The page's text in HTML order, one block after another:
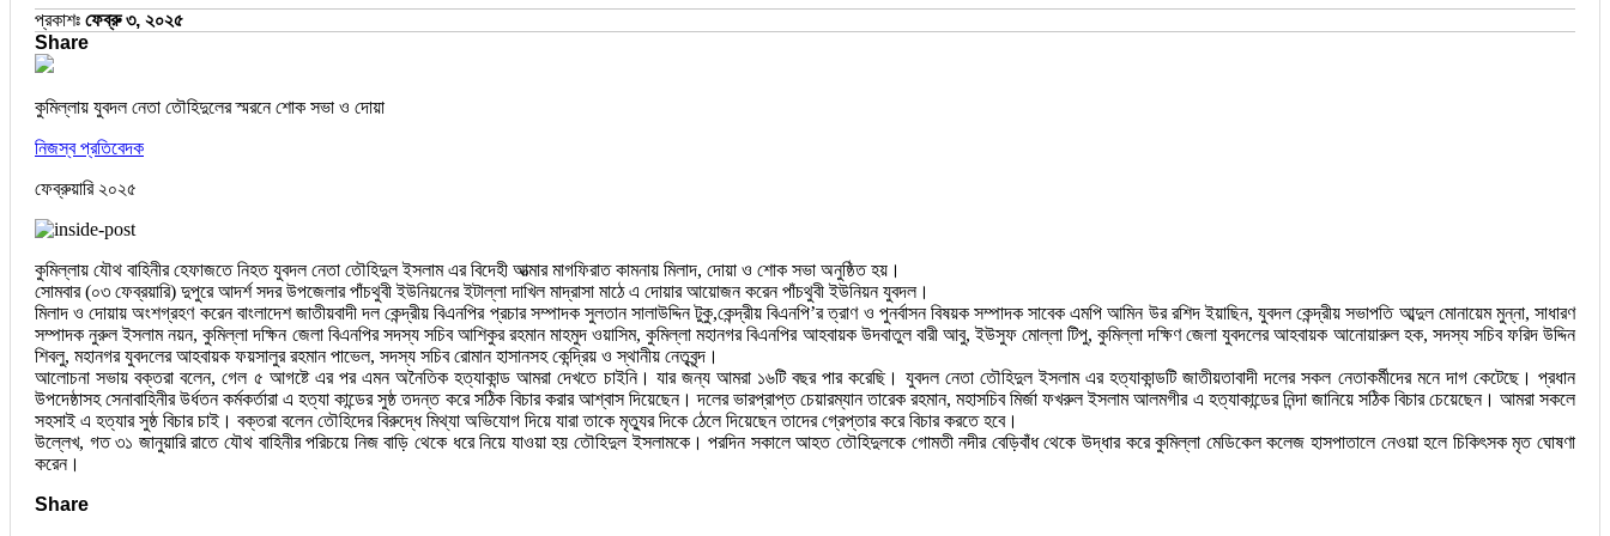
প্রকাশঃ ফেব্রু ৩, ২০২৫
Share
কুমিল্লায় যুবদল নেতা তৌহিদুলের স্মরনে শোক সভা ও দোয়া
নিজস্ব প্রতিবেদক
ফেব্রুয়ারি ২০২৫
কুমিল্লায় যৌথ বাহিনীর হেফাজতে নিহত যুবদল নেতা তৌহিদুল ইসলাম এর বিদেহী আত্মার মাগফিরাত কামনায় মিলাদ, দোয়া ও শোক সভা অনুষ্ঠিত হয়।
সোমবার (০৩ ফেব্রয়ারি) দুপুরে আদর্শ সদর উপজেলার পাঁচথুবী ইউনিয়নের ইটাল্লা দাখিল মাদ্রাসা মাঠে এ দোয়ার আয়োজন করেন পাঁচথুবী ইউনিয়ন যুবদল।
মিলাদ ও দোয়ায় অংশগ্রহণ করেন বাংলাদেশ জাতীয়বাদী দল কেন্দ্রীয় বিএনপির প্রচার সম্পাদক সুলতান সালাউদ্দিন টুকু,কেন্দ্রীয় বিএনপি’র ত্রাণ ও পুনর্বাসন বিষয়ক সম্পাদক সাবেক এমপি আমিন উর রশিদ ইয়াছিন, যুবদল কেন্দ্রীয় সভাপতি আব্দুল মোনায়েম মুন্না, সাধারণ
সম্পাদক নুরুল ইসলাম নয়ন, কুমিল্লা দক্ষিন জেলা বিএনপির সদস্য সচিব আশিকুর রহমান মাহমুদ ওয়াসিম, কুমিল্লা মহানগর বিএনপির আহবায়ক উদবাতুল বারী আবু, ইউসুফ মোল্লা টিপু, কুমিল্লা দক্ষিণ জেলা যুবদলের আহবায়ক আনোয়ারুল হক, সদস্য সচিব ফরিদ উদ্দিন
শিবলু, মহানগর যুবদলের আহবায়ক ফয়সালুর রহমান পাভেল, সদস্য সচিব রোমান হাসানসহ কেন্দ্রিয় ও স্থানীয় নেতৃবৃন্দ।
আলোচনা সভায় বক্তরা বলেন, গেল ৫ আগষ্টে এর পর এমন অনৈতিক হত্যাকান্ড আমরা দেখতে চাইনি। যার জন্য আমরা ১৬টি বছর পার করেছি। যুবদল নেতা তৌহিদুল ইসলাম এর হত্যাকান্ডটি জাতীয়তাবাদী দলের সকল নেতাকর্মীদের মনে দাগ কেটেছে। প্রধান
উপদেষ্ঠাসহ সেনাবাহিনীর উর্ধতন কর্মকর্তারা এ হত্যা কান্ডের সুষ্ঠ তদন্ত করে সঠিক বিচার করার আশ্বাস দিয়েছেন। দলের ভারপ্রাপ্ত চেয়ারম্যান তারেক রহমান, মহাসচিব মির্জা ফখরুল ইসলাম আলমগীর এ হত্যাকান্ডের নিন্দা জানিয়ে সঠিক বিচার চেয়েছেন। আমরা সকলে
সহসাই এ হত্যার সুষ্ঠ বিচার চাই। বক্তরা বলেন তৌহিদের বিরুদ্ধে মিথ্যা অভিযোগ দিয়ে যারা তাকে মৃত্যুর দিকে ঠেলে দিয়েছেন তাদের গ্রেপ্তার করে বিচার করতে হবে।
উল্লেখ, গত ৩১ জানুয়ারি রাতে যৌথ বাহিনীর পরিচয়ে নিজ বাড়ি থেকে ধরে নিয়ে যাওয়া হয় তৌহিদুল ইসলামকে। পরদিন সকালে আহত তৌহিদুলকে গোমতী নদীর বেড়িবাঁধ থেকে উদ্ধার করে কুমিল্লা মেডিকেল কলেজ হাসপাতালে নেওয়া হলে চিকিৎসক মৃত ঘোষণা
করেন।
Share